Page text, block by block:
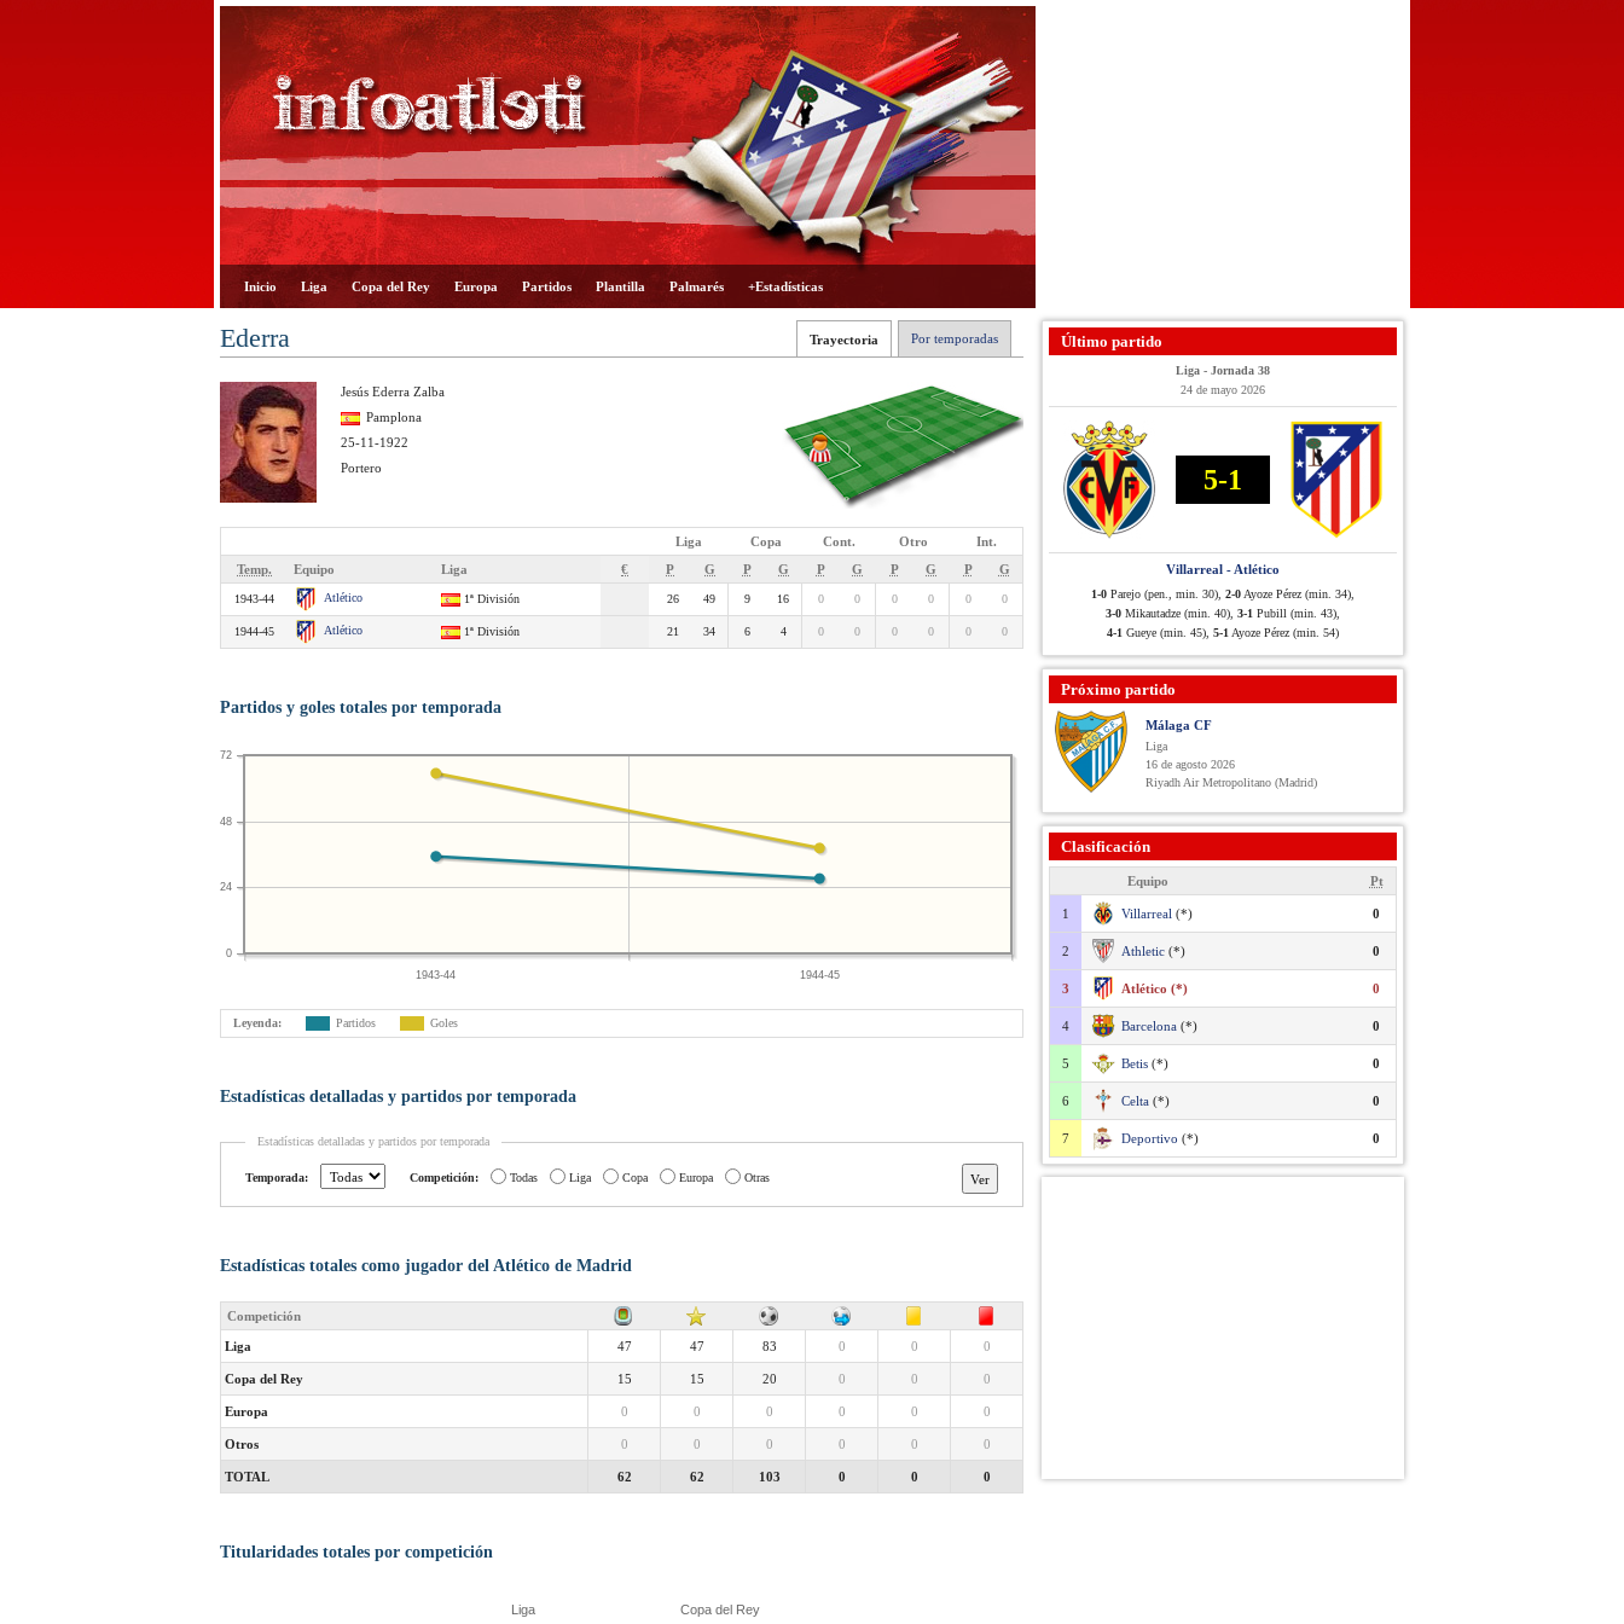
Inicio Liga Copa del Rey Europa Partidos Plantilla Palmarés +Estadísticas
Por temporadas
Trayectoria
Ederra
Jesús Ederra Zalba
Pamplona
25-11-1922
Portero
Liga Copa Cont. Otro
Int.
Temp.
Equipo Liga € P G P G P G P G P G
1943-44 Atlético 1ª División 26 49 9 16 0 0 0 0 0 0
1944-45 Atlético 1ª División 21 34 6 4 0 0 0 0 0 0
Partidos y goles totales por temporada
1943-44 1944-45
0
24
48
72
Leyenda: Partidos Goles
Estadísticas detalladas y partidos por temporada
Estadísticas detalladas y partidos por temporada
Temporada: Competición: Todas Liga Copa Europa Otras
Estadísticas totales como jugador del Atlético de Madrid
Competición
Liga 47 47 83 0 0 0
Copa del Rey 15 15 20 0 0 0
Europa 0 0 0 0 0 0
Otros 0 0 0 0 0 0
TOTAL 62 62 103 0 0 0
Titularidades totales por competición
Liga Copa del Rey
Último partido
Liga - Jornada 38
24 de mayo 2026
5-1
Villarreal - Atlético
1-0 Parejo (pen., min. 30), 2-0 Ayoze Pérez (min. 34),
3-0 Mikautadze (min. 40), 3-1 Pubill (min. 43),
4-1 Gueye (min. 45), 5-1 Ayoze Pérez (min. 54)
Próximo partido
Málaga CF
Liga
16 de agosto 2026
Riyadh Air Metropolitano (Madrid)
Clasificación
Equipo Pt
1 Villarreal (*) 0
2 Athletic (*) 0
3 Atlético (*) 0
4 Barcelona (*) 0
5 Betis (*) 0
6 Celta (*) 0
7 Deportivo (*) 0